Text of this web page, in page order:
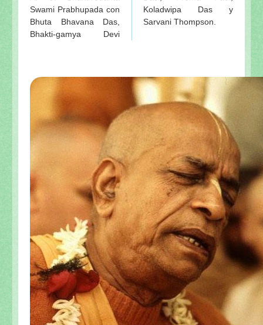
Swami Prabhupada con
Bhuta Bhavana Das,
Bhakti-gamya Devi
Koladwipa Das y
Sarvani Thompson.